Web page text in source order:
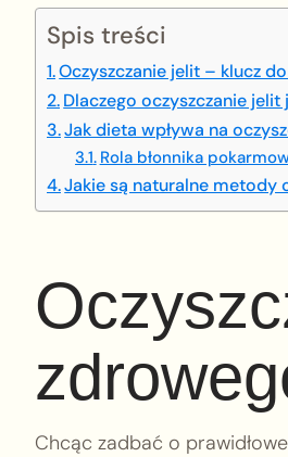
Spis treści
Oczyszczanie jelit – klucz
Dlaczego oczyszczanie jelit
Jak dieta wpływa na
Rola błonnika
Jakie są naturalne metody
Chcąc zadbać o